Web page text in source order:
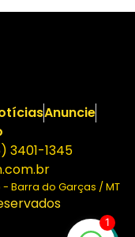
Anuncie
3401-1345
Barra do Garças / MT
1